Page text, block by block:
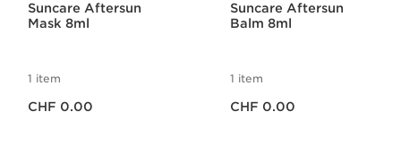
Suncare Aftersun
Mask 8ml
1 item
CHF 0.00
Suncare Aftersun
Balm 8ml
1 item
CHF 0.00